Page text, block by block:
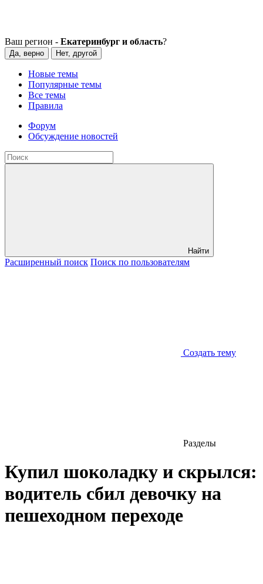
Ваш регион - Екатеринбург и область?
Да, верно Нет, другой
Новые темы
Популярные темы
Все темы
Правила
Форум
Обсуждение новостей
Найти
Расширенный поиск Поиск по пользователям
Создать тему
Разделы
Купил шоколадку и скрылся:
водитель сбил девочку на
пешеходном переходе